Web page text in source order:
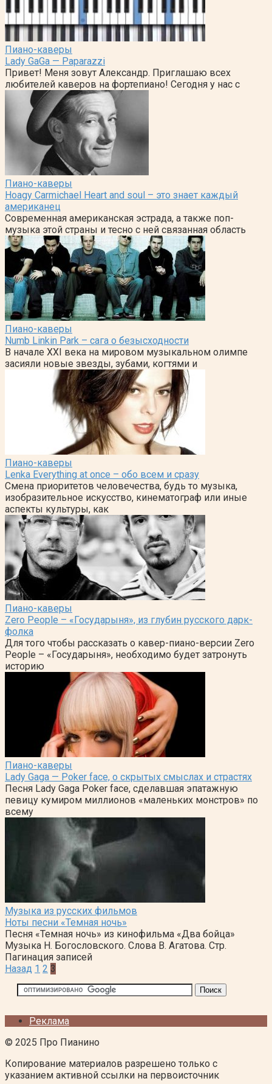
Пиано-каверы
Lady GaGa — Paparazzi
Привет! Меня зовут Александр. Приглашаю всех
любителей каверов на фортепиано! Сегодня у нас с
Пиано-каверы
Hoagy Carmichael Heart and soul – это знает каждый
американец
Современная американская эстрада, а также поп-
музыка этой страны и тесно с ней связанная область
Пиано-каверы
Numb Linkin Park – сага о безысходности
В начале XXI века на мировом музыкальном олимпе
засияли новые звезды, зубами, когтями и
Пиано-каверы
Lenka Everything at once – обо всем и сразу
Смена приоритетов человечества, будь то музыка,
изобразительное искусство, кинематограф или иные
аспекты культуры, как
Пиано-каверы
Zero People – «Государыня», из глубин русского дарк-
фолка
Для того чтобы рассказать о кавер-пиано-версии Zero
People – «Государыня», необходимо будет затронуть
историю
Пиано-каверы
Lady Gaga — Poker face, о скрытых смыслах и страстях
Песня Lady Gaga Poker face, сделавшая эпатажную
певицу кумиром миллионов «маленьких монстров» по
всему
Музыка из русских фильмов
Ноты песни «Темная ночь»
Песня «Темная ночь» из кинофильма «Два бойца»
Музыка Н. Богословского. Слова В. Агатова. Стр.
Пагинация записей
Назад 1 2 3
Реклама
© 2025 Про Пианино
Копирование материалов разрешено только с
указанием активной ссылки на первоисточник